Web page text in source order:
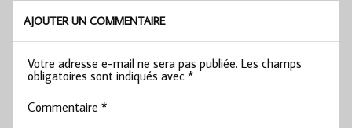
AJOUTER UN COMMENTAIRE
Votre adresse e-mail ne sera pas publiée. Les champs
obligatoires sont indiqués avec*
Commentaire*